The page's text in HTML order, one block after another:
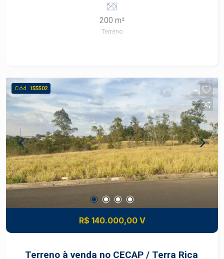
excelente opção para quem deseja realizar o
sonho da casa própria e construir do seu jeito, em
um bairro com praticidade e boa localização.
financiamento de terreno - Ótima opção para
construir Uma oportunidade ideal para morar ou
investir. Entre em contato e saiba mais.
#TerrenoÀVenda #Cecap #TerraRicaII
#Piracicaba #CasaPrópria
#InvestimentoImobiliário #FriasNeto
200 m²
Terreno
Cód. 155502
R$ 140.000,00 V
Terreno à venda no CECAP / Terra Rica